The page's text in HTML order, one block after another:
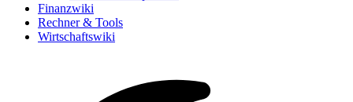
Finanzwiki
Rechner & Tools
Wirtschaftswiki